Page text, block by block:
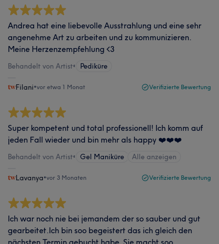
Andrea hat eine liebevolle Ausstrahlung und eine sehr
angenehme Art zu arbeiten und zu kommunizieren.
Meine Herzenzempfehlung <3
Behandelt von Artist• Pediküre
Filani•vor etwa 1 Monat Verifizierte Bewertung
Super kompetent und total professionell! Ich komm auf
jeden Fall wieder und bin mehr als happy ❤️❤️❤️
Behandelt von Artist• Gel Maniküre Alle anzeigen
Lavanya•vor 3 Monaten Verifizierte Bewertung
Ich war noch nie bei jemandem der so sauber und gut
gearbeitet.Ich bin soo begeistert das ich gleich den
nächsten Termin gebucht habe. Sie macht soo